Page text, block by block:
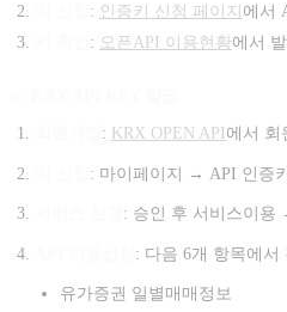
: 인증키 신청 페이지 에서
: 오픈API 이용현황에서
: KRX OPEN API 에서 회
: 마이페이지 → API 인증
: 승인 후 서비스이용
: 다음 6개 항목에
유가증권 일별매매정보